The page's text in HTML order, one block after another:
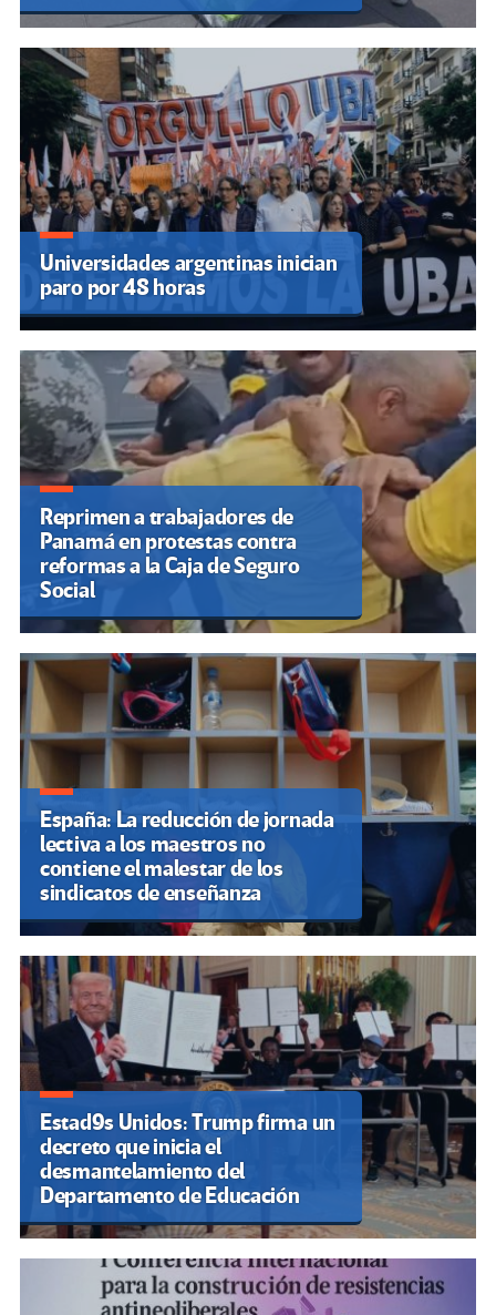
Universidades argentinas inician
paro por 48 horas
Reprimen a trabajadores de
Panamá en protestas contra
reformas a la Caja de Seguro
Social
España: La reducción de jornada
lectiva a los maestros no
contiene el malestar de los
sindicatos de enseñanza
Estad9s Unidos: Trump firma un
decreto que inicia el
desmantelamiento del
Departamento de Educación